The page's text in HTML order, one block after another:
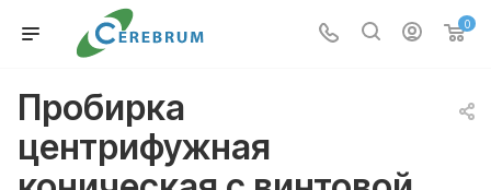
0
Пробирка
центрифужная